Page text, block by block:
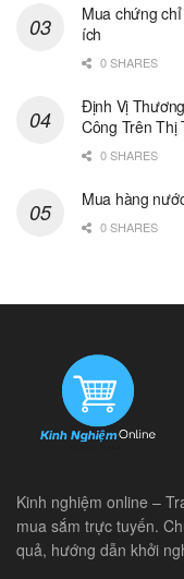
Mua chứng
ích
0 SHARES
Định Vị
Công Trên Thị
0 SHARES
Mua hàng
0 SHARES
Kinh nghiệm online –
mua sắm trực tuyến.
quả, hướng dẫn khởi